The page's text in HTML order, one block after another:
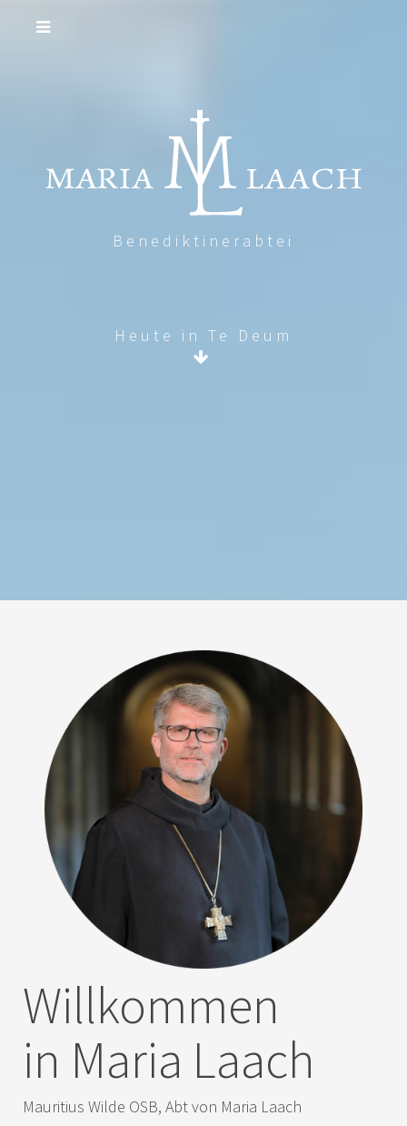
Benediktinerabtei
Heute in Te Deum
Willkommen
in Maria Laach
Mauritius Wilde OSB, Abt von Maria Laach